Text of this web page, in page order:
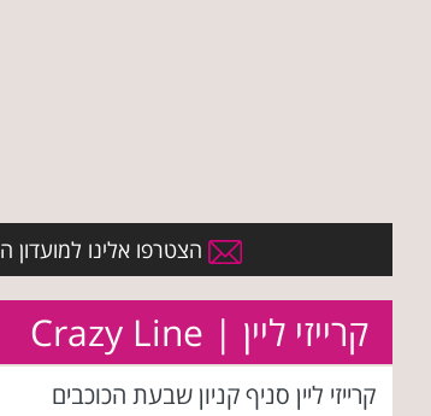
הצטרפו אלינו למועדון
קרייזי ליין | Crazy Line
קרייזי ליין סניף קניון שבעת הכוכבים